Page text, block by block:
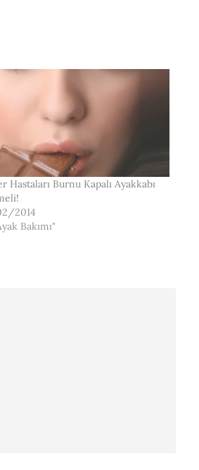
Hastaları Burnu Kapalı Ayakkabı
2014
Bakımı"